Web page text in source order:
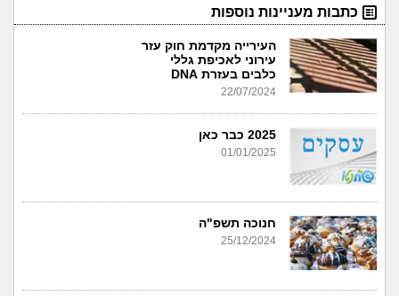
כתבות מעניינות נוספות
העירייה מקדמת חוק עזר
עירוני לאכיפת גללי
כלבים בעזרת DNA
22/07/2024
2025 כבר כאן
01/01/2025
חנוכה תשפ"ה
25/12/2024